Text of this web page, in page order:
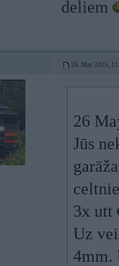
deliem
26. May 2025,
26
Jūs
3x utt
Uz
4mm.